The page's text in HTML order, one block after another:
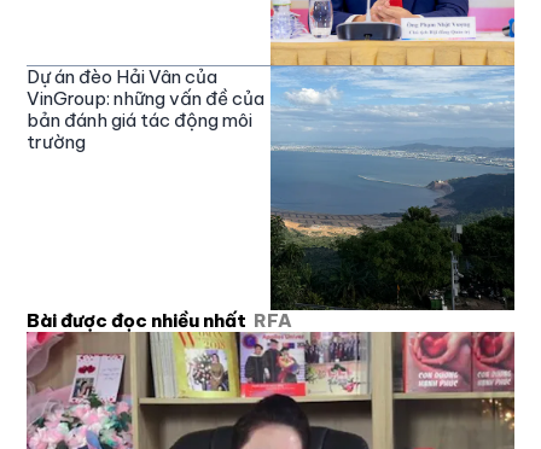
Dự án đèo Hải Vân của
VinGroup: những vấn đề của
bản đánh giá tác động môi
trường
Bài được đọc nhiều nhất RFA